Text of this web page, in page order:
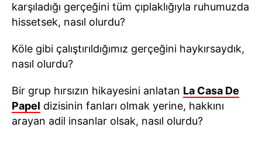
karşıladığı gerçeğini tüm çıplaklığıyla ruhumuzda
hissetsek, nasıl olurdu?
Köle gibi çalıştırıldığımız gerçeğini haykırsaydık,
nasıl olurdu?
Bir grup hırsızın hikayesini anlatan La Casa De
Papel dizisinin fanları olmak yerine, hakkını
arayan adil insanlar olsak, nasıl olurdu?